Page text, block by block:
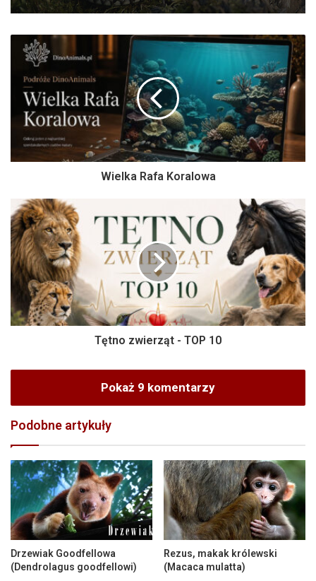
Wielka Rafa Koralowa
Tętno zwierząt - TOP 10
Pokaż 9 komentarzy
Podobne artykuły
Drzewiak Goodfellowa
(Dendrolagus goodfellowi)
Rezus, makak królewski
(Macaca mulatta)